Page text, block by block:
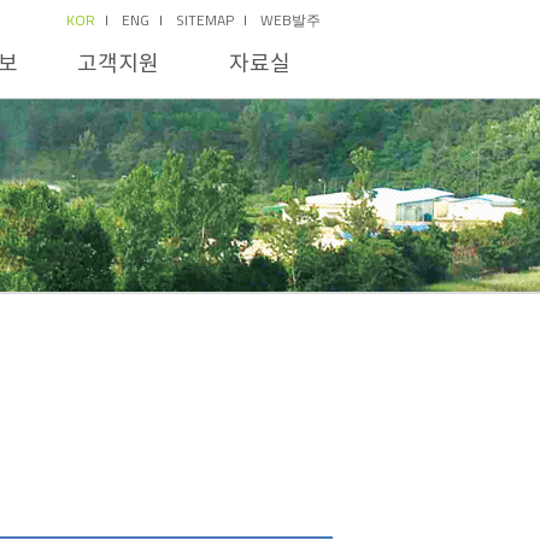
KOR ENG SITEMAP WEB발주
고객지원 자료실